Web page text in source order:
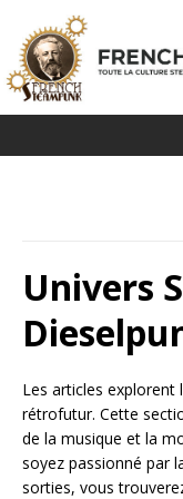
Univers
Les articles explorent
rétrofutur. Cette
de la musique et la
soyez passionné par
sorties, vous